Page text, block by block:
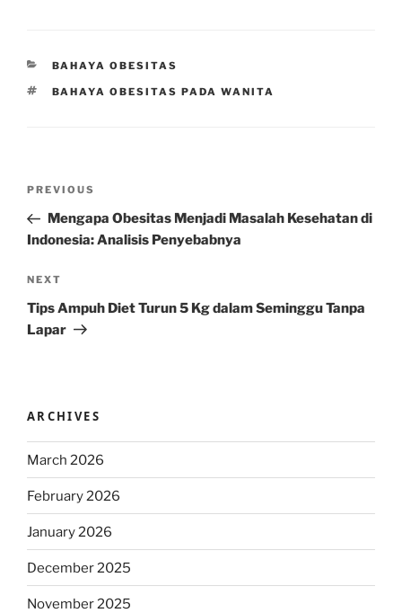
CATEGORIES
BAHAYA OBESITAS
TAGS
BAHAYA OBESITAS PADA WANITA
Previous
Post
PREVIOUS
Mengapa Obesitas Menjadi Masalah Kesehatan di
Indonesia: Analisis Penyebabnya
Next
Post
NEXT
Tips Ampuh Diet Turun 5 Kg dalam Seminggu Tanpa
Lapar
ARCHIVES
March 2026
February 2026
January 2026
December 2025
November 2025